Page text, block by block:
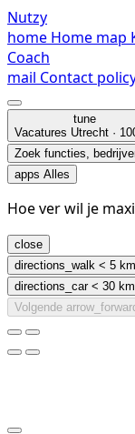
Nutzy
home Home map
Coach
mail Contact
tune
Vacatures Utrecht ·
Zoek functies,
apps Alles
Hoe ver wil je
close
directions_walk < 5 km
directions_car< 30 km
Volgende